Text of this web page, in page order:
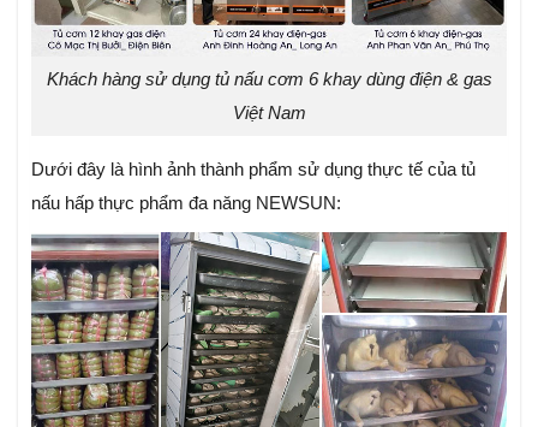
Khách hàng sử dụng tủ nấu cơm 6 khay dùng điện & gas
Việt Nam
Dưới đây là hình ảnh thành phẩm sử dụng thực tế của tủ
nấu hấp thực phẩm đa năng NEWSUN: